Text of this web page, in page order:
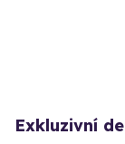
Exkluzivní